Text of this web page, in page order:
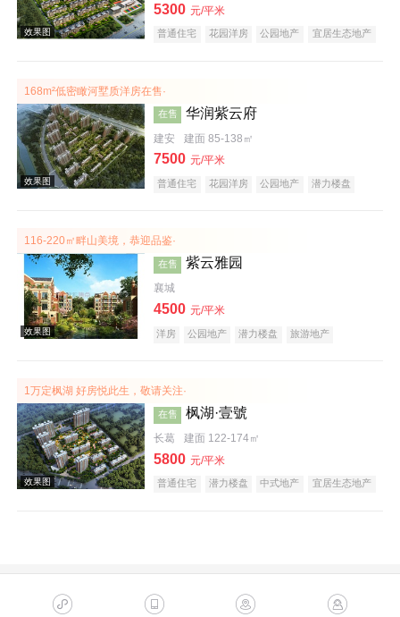
效果图
效果图
5300 元/平米
普通住宅 花园洋房 公园地产
宜居生态地产
168m²低密瞰河墅质洋房在售·
在售 华润紫云府
建安 建面 85-138㎡
7500 元/平米
普通住宅 花园洋房 公园地产
潜力楼盘
116-220㎡畔山美境，恭迎品鉴·
在售 紫云雅园
襄城
4500 元/平米
洋房 公园地产 潜力楼盘
旅游地产
1万定枫湖 好房悦此生，敬请关注·
在售 枫湖·壹號
长葛 建面 122-174㎡
5800 元/平米
普通住宅 潜力楼盘 中式地产 宜居生态地产